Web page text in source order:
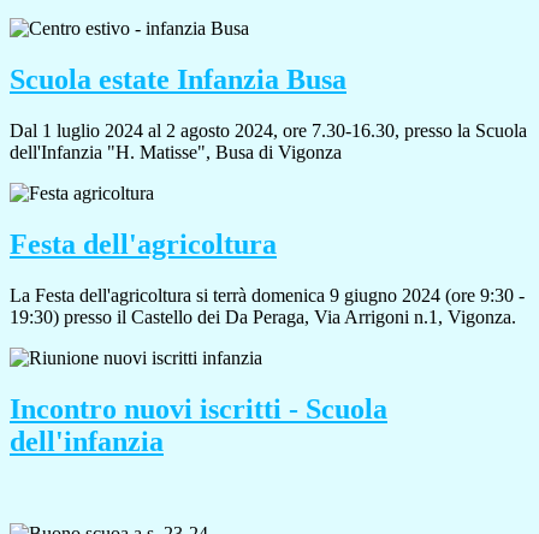
Scuola estate Infanzia Busa
Dal 1 luglio 2024 al 2 agosto 2024, ore 7.30-16.30, presso la Scuola
dell'Infanzia "H. Matisse", Busa di Vigonza
Festa dell'agricoltura
La Festa dell'agricoltura si terrà domenica 9 giugno 2024 (ore 9:30 -
19:30) presso il Castello dei Da Peraga, Via Arrigoni n.1, Vigonza.
Incontro nuovi iscritti - Scuola
dell'infanzia